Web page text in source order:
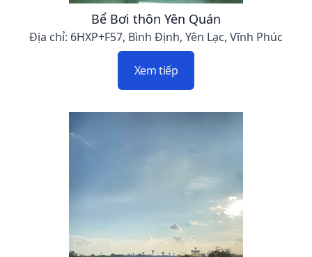
Bể Bơi thôn Yên Quán
Địa chỉ: 6HXP+F57, Bình Định, Yên Lạc, Vĩnh Phúc
Xem tiếp